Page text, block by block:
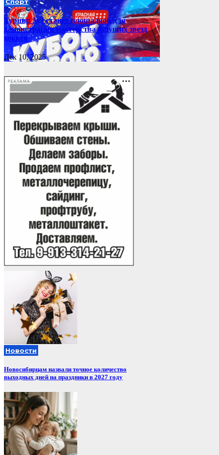
Турнир 3х3 станет площадкой для
демонстрации мастерства будущих звезд
хоккея
Дек 10, 2025
РЕКЛАМА
Новости
Новосибирцам назвали точное количество
выходных дней на праздники в 2027 году